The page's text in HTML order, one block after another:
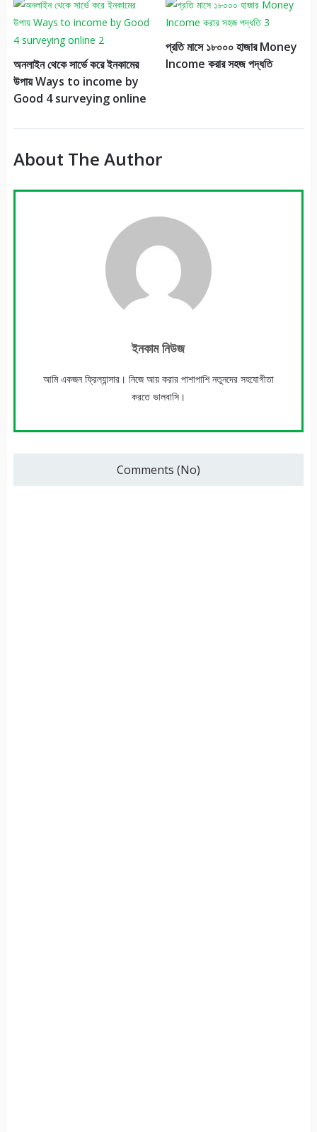
অনলাইন থেকে সার্ভে করে ইনকামের
উপায় Ways to income by
Good 4 surveying online
প্রতি মাসে ১৮০০০ হাজার Money
Income করার সহজ পদ্ধতি
About The Author
ইনকাম নিউজ
আমি একজন ফ্রিল্যান্সার। নিজে আয় করার পাশাপাশি নতুনদের সহযোগীতা
করতে ভালবাসি।
Comments (No)